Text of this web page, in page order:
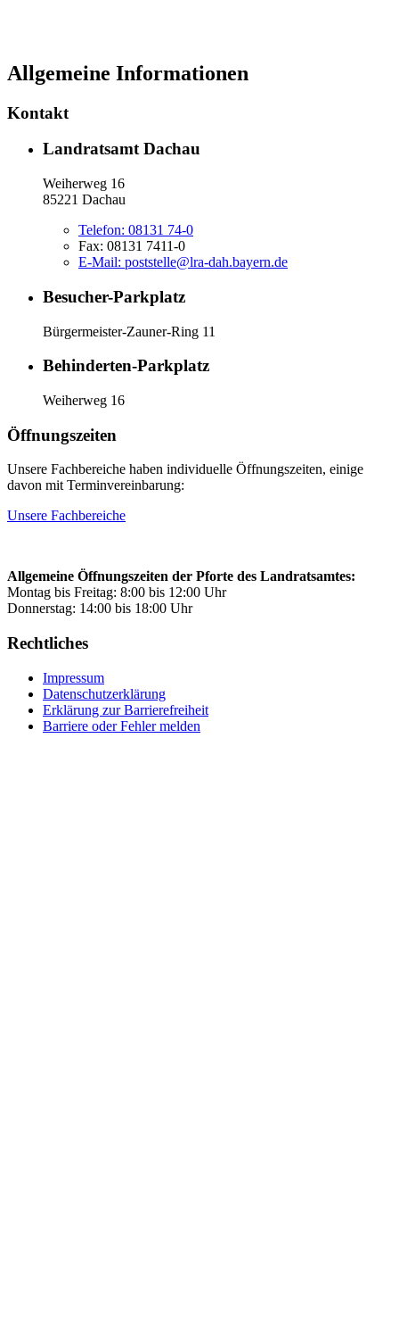
Allgemeine Informationen
Kontakt
Landratsamt Dachau
Weiherweg 16
85221 Dachau
Telefon: 08131 74-0
Fax: 08131 7411-0
E-Mail: poststelle@lra-dah.bayern.de
Besucher-Parkplatz
Bürgermeister-Zauner-Ring 11
Behinderten-Parkplatz
Weiherweg 16
Öffnungszeiten
Unsere Fachbereiche haben individuelle Öffnungszeiten, einige
davon mit Terminvereinbarung:
Unsere Fachbereiche
Allgemeine Öffnungszeiten der Pforte des Landratsamtes:
Montag bis Freitag: 8:00 bis 12:00 Uhr
Donnerstag: 14:00 bis 18:00 Uhr
Rechtliches
Impressum
Datenschutzerklärung
Erklärung zur Barrierefreiheit
Barriere oder Fehler melden